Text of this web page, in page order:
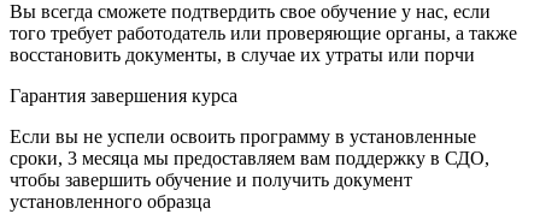
Вы всегда сможете подтвердить свое обучение у нас, если
того требует работодатель или проверяющие органы, а также
восстановить документы, в случае их утраты или порчи
Гарантия завершения курса
Если вы не успели освоить программу в установленные
сроки, 3 месяца мы предоставляем вам поддержку в СДО,
чтобы завершить обучение и получить документ
установленного образца